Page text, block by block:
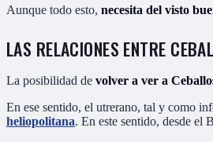
Aunque todo esto, necesita del visto
LAS RELACIONES ENTRE
La posibilidad de volver a ver a
En ese sentido, el utrerano, tal y como
heliopolitana. En este sentido, desde el